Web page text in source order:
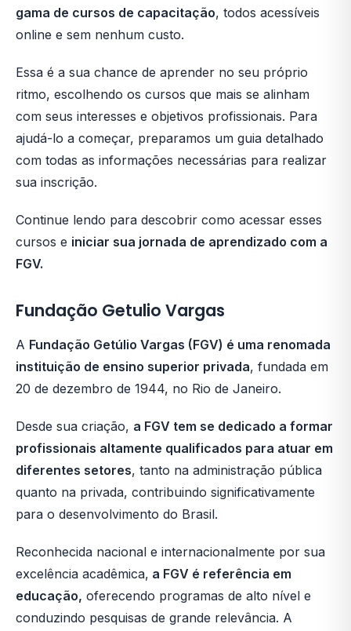
gama de cursos de capacitação, todos acessíveis
online e sem nenhum custo.
Essa é a sua chance de aprender no seu próprio
ritmo, escolhendo os cursos que mais se alinham
com seus interesses e objetivos profissionais. Para
ajudá-lo a começar, preparamos um guia detalhado
com todas as informações necessárias para realizar
sua inscrição.
Continue lendo para descobrir como acessar esses
cursos e iniciar sua jornada de aprendizado com a
FGV.
Fundação Getulio Vargas
A Fundação Getúlio Vargas (FGV) é uma renomada
instituição de ensino superior privada, fundada em
20 de dezembro de 1944, no Rio de Janeiro.
Desde sua criação, a FGV tem se dedicado a formar
profissionais altamente qualificados para atuar em
diferentes setores, tanto na administração pública
quanto na privada, contribuindo significativamente
para o desenvolvimento do Brasil.
Reconhecida nacional e internacionalmente por sua
excelência acadêmica, a FGV é referência em
educação, oferecendo programas de alto nível e
conduzindo pesquisas de grande relevância. A